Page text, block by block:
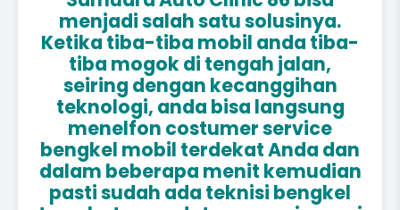
menjadi salah satu solusinya.
Ketika tiba-tiba mobil anda tiba-
tiba mogok di tengah jalan,
seiring dengan kecanggihan
teknologi, anda bisa langsung
menelfon costumer service
bengkel mobil terdekat Anda dan
dalam beberapa menit kemudian
pasti sudah ada teknisi bengkel